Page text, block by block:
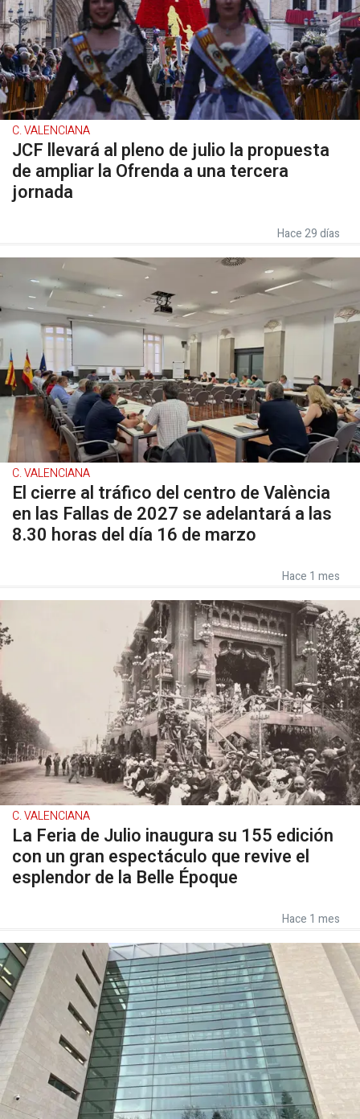
C. VALENCIANA
JCF llevará al pleno de julio la propuesta
de ampliar la Ofrenda a una tercera
jornada
Hace 29 días
C. VALENCIANA
El cierre al tráfico del centro de València
en las Fallas de 2027 se adelantará a las
8.30 horas del día 16 de marzo
Hace 1 mes
C. VALENCIANA
La Feria de Julio inaugura su 155 edición
con un gran espectáculo que revive el
esplendor de la Belle Époque
Hace 1 mes